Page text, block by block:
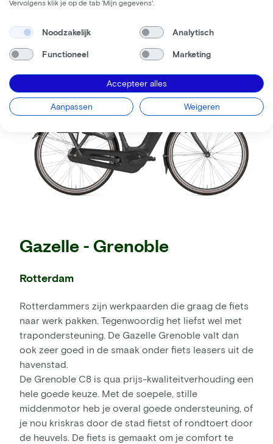
Gazelle - Grenoble
Rotterdam
Rotterdammers zijn werkpaarden die graag de fiets
naar werk pakken. Tegenwoordig het liefst wel met
trapondersteuning. De Gazelle Grenoble valt dan
ook zeer goed in de smaak onder fiets leasers uit de
havenstad.
De Grenoble C8 is qua prijs-kwaliteitverhouding een
hele goede keuze. Met de soepele, stille
middenmotor heb je overal goede ondersteuning, of
je nou kriskras door de stad fietst of rondtoert door
de heuvels. De fiets is gemaakt om je comfort te
Vervolgens klik je op de tab ‘Mijn gegevens'.
Noodzakelijk Analytisch
Functioneel Marketing
Accepteer alles
Aanpassen Weigeren